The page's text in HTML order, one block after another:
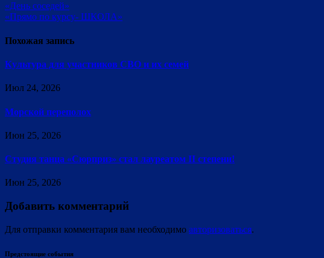
«День соседей»
«Прямо по курсу- ШКОЛА»
Похожая запись
Культура для участников СВО и их семей
Июл 24, 2026
Морской переполох
Июн 25, 2026
Студия танца «Сюрприз» стал лауреатом II степени!
Июн 25, 2026
Добавить комментарий
Для отправки комментария вам необходимо авторизоваться.
Предстоящие события